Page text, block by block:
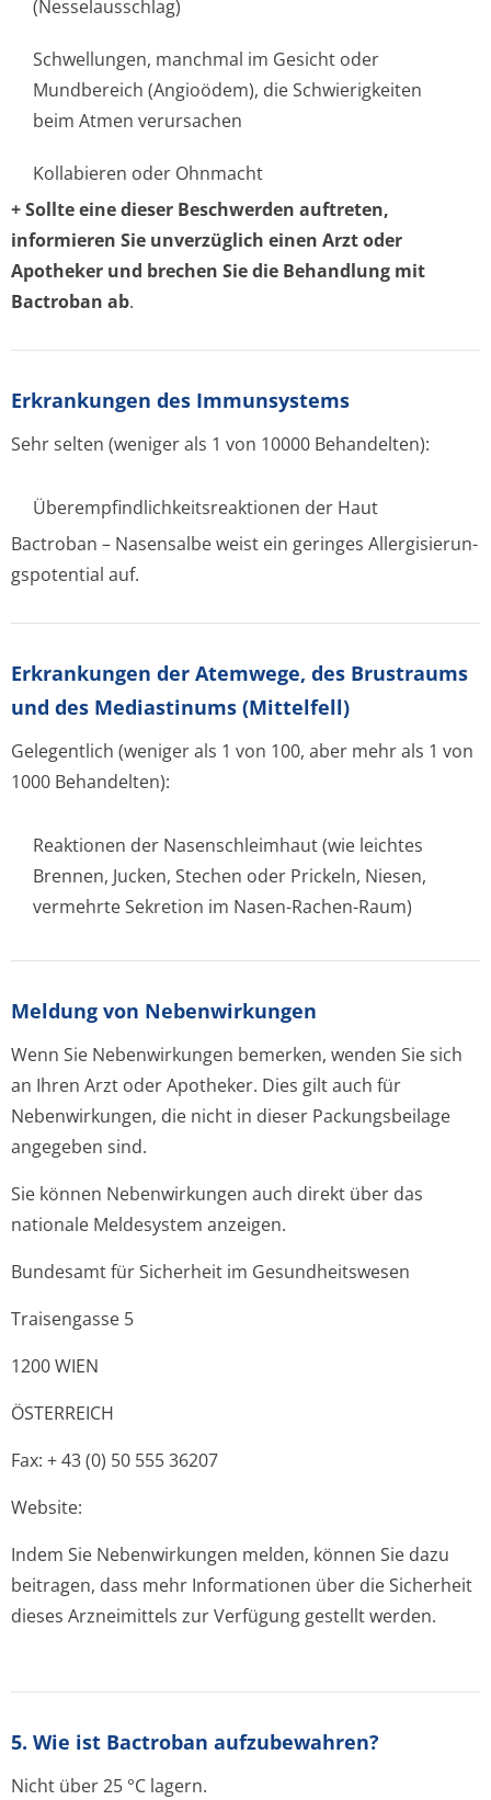
(Nesselausschlag)
Schwellungen, manchmal im Gesicht oder
Mundbereich (Angioödem), die Schwierigkeiten
beim Atmen verursachen
Kollabieren oder Ohnmacht
+Sollte eine dieser Beschwerden auftreten,
informieren Sie unverzüglich einen Arzt oder
Apotheker und brechen Sie die Behandlung mit
Bactroban ab.
Erkrankungen des Immunsystems
Sehr selten (weniger als 1 von 10000 Behandelten):
Überempfindlichke­itsreaktionen der Haut
Bactroban – Nasensalbe weist ein geringes Allergisierun­
gspotential au­f.
Erkrankungen der Atemwege, des Brustraums
und des Mediastinums (Mittelfell)
Gelegentlich (weniger als 1 von 100, aber mehr als 1 von
1000 Behandelten):
Reaktionen der Nasenschleimhaut (wie leichtes
Brennen, Jucken, Stechen oder Prickeln, Niesen,
vermehrte Sekretion im Nasen-Rachen-Raum)
Meldung von Nebenwirkungen
Wenn Sie Nebenwirkungen bemerken, wenden Sie sich
an Ihren Arzt oder Apotheker. Dies gilt auch für
Nebenwirkungen, die nicht in dieser Packungsbeilage
angegeben sind.
Sie können Nebenwirkungen auch direkt über das
nationale Meldesystem anzeigen.
Bundesamt für Sicherheit im Gesundheitswesen
Traisengasse 5
1200 WIEN
ÖSTERREICH
Fax: + 43 (0) 50 555 36207
Website:
Indem Sie Nebenwirkungen melden, können Sie dazu
beitragen, dass mehr Informationen über die Sicherheit
dieses Arzneimittels zur Verfügung gestellt werden.
5. Wie ist Bactroban aufzubewahren?
Nicht über 25 °C lagern.